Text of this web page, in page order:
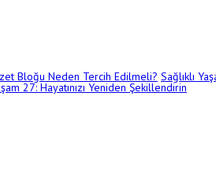
Bloğu Neden Tercih Edilmeli? Sağlıklı
27: Hayatınızı Yeniden Şekillendirin